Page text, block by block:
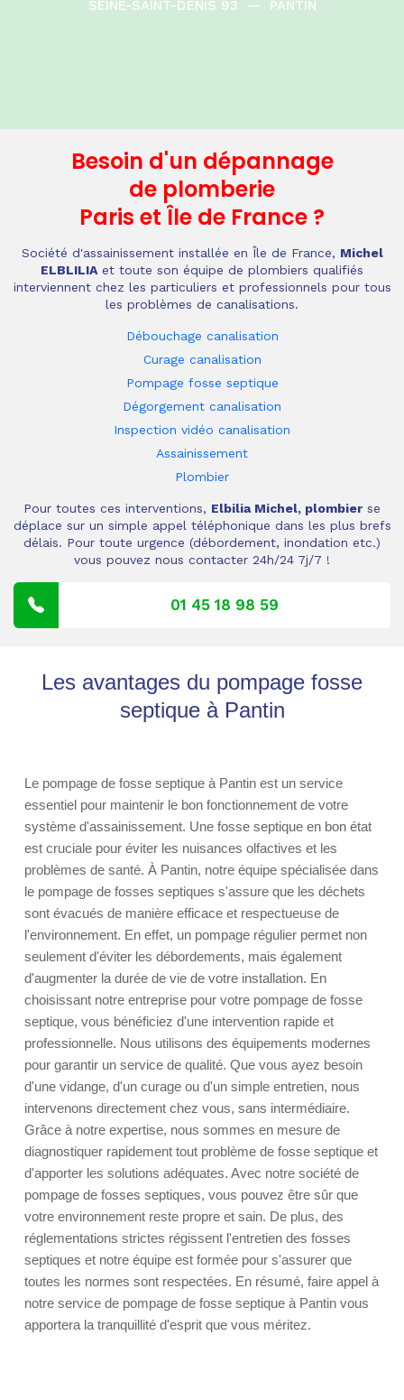
SEINE-SAINT-DENIS 93
— PANTIN
Besoin d'un dépannage
de plomberie
Paris et Île de France ?
Société d'assainissement installée en Île de France, Michel
ELBLILIA et toute son équipe de plombiers qualifiés
interviennent chez les particuliers et professionnels pour tous
les problèmes de canalisations.
Débouchage canalisation
Curage canalisation
Pompage fosse septique
Dégorgement canalisation
Inspection vidéo canalisation
Assainissement
Plombier
Pour toutes ces interventions, Elbilia Michel, plombier se
déplace sur un simple appel téléphonique dans les plus brefs
délais. Pour toute urgence (débordement, inondation etc.)
vous pouvez nous contacter 24h/24 7j/7 !
01 45 18 98 59
Les avantages du pompage fosse
septique à Pantin
Le pompage de fosse septique à Pantin est un service
essentiel pour maintenir le bon fonctionnement de votre
système d'assainissement. Une fosse septique en bon état
est cruciale pour éviter les nuisances olfactives et les
problèmes de santé. À Pantin, notre équipe spécialisée dans
le pompage de fosses septiques s'assure que les déchets
sont évacués de manière efficace et respectueuse de
l'environnement. En effet, un pompage régulier permet non
seulement d'éviter les débordements, mais également
d'augmenter la durée de vie de votre installation. En
choisissant notre entreprise pour votre pompage de fosse
septique, vous bénéficiez d'une intervention rapide et
professionnelle. Nous utilisons des équipements modernes
pour garantir un service de qualité. Que vous ayez besoin
d'une vidange, d'un curage ou d'un simple entretien, nous
intervenons directement chez vous, sans intermédiaire.
Grâce à notre expertise, nous sommes en mesure de
diagnostiquer rapidement tout problème de fosse septique et
d'apporter les solutions adéquates. Avec notre société de
pompage de fosses septiques, vous pouvez être sûr que
votre environnement reste propre et sain. De plus, des
réglementations strictes régissent l'entretien des fosses
septiques et notre équipe est formée pour s'assurer que
toutes les normes sont respectées. En résumé, faire appel à
notre service de pompage de fosse septique à Pantin vous
apportera la tranquillité d'esprit que vous méritez.